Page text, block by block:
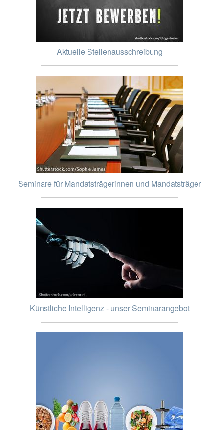
Aktuelle Stellenausschreibung
Seminare für Mandatsträgerinnen und Mandatsträger
Künstliche Intelligenz - unser Seminarangebot